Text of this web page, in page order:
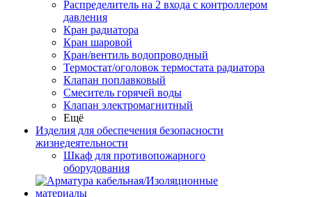
Распределитель на 2 входа с контроллером
давления
Кран радиатора
Кран шаровой
Кран/вентиль водопроводный
Термостат/оголовок термостата радиатора
Клапан поплавковый
Смеситель горячей воды
Клапан электромагнитный
Ещё
Изделия для обеспечения безопасности
жизнедеятельности
Шкаф для противопожарного
оборудования